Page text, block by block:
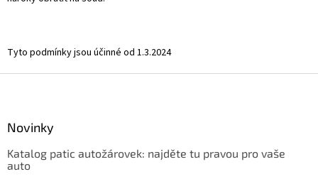
Tyto podmínky jsou účinné od 1.3.2024
Novinky
Katalog patic autožárovek: najděte tu pravou pro vaše
auto